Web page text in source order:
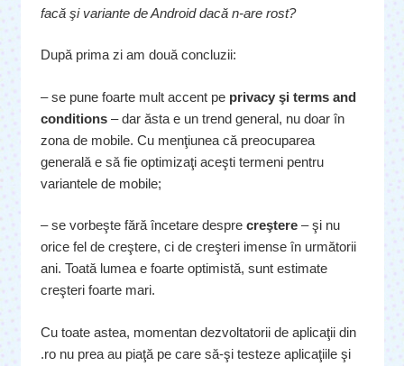
facă şi variante de Android dacă n-are rost?
După prima zi am două concluzii:
– se pune foarte mult accent pe privacy şi terms and
conditions – dar ăsta e un trend general, nu doar în
zona de mobile. Cu menţiunea că preocuparea
generală e să fie optimizaţi aceşti termeni pentru
variantele de mobile;
– se vorbeşte fără încetare despre creştere – şi nu
orice fel de creştere, ci de creşteri imense în următorii
ani. Toată lumea e foarte optimistă, sunt estimate
creşteri foarte mari.
Cu toate astea, momentan dezvoltatorii de aplicaţii din
.ro nu prea au piaţă pe care să-şi testeze aplicaţiile şi